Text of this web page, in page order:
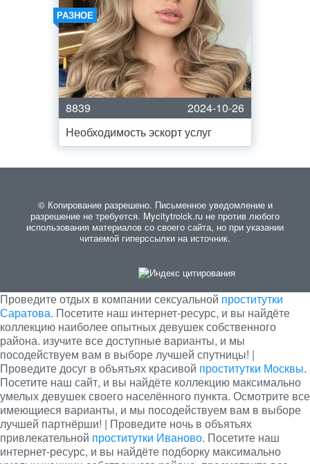
РАЗНОЕ
8839
2024-10-26
Необходимость эскорт услуг
© Копирование разрешено. Письменное уведомление и
разрешение не требуется. Mycitytroick.ru не против любого
использования материалов со своего сайта, но при указании
читаемой гиперссылки на источник.
Проведите отдых в компании сексуальной проститутки
Саратова. Посетите наш интернет-ресурс, и вы найдёте
коллекцию наиболее опытных девушек собственного
района. изучите все доступные варианты, и мы
посодействуем вам в выборе лучшей спутницы! |
Проведите досуг в объятьях красивой проститутки Москвы.
Посетите наш сайт, и вы найдёте коллекцию максимально
умелых девушек своего населённого пункта. Осмотрите все
имеющиеся варианты, и мы посодействуем вам в выборе
лучшей партнёрши! | Проведите ночь в объятьях
привлекательной проститутки Иваново. Посетите наш
интернет-ресурс, и вы найдёте подборку максимально